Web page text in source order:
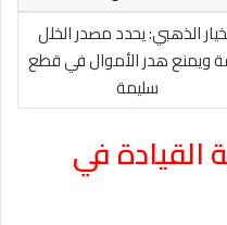
الذهبي: يحدد مصدر الخلل
ويمنع هدر الأموال في قطع
سليمة
القيادة في